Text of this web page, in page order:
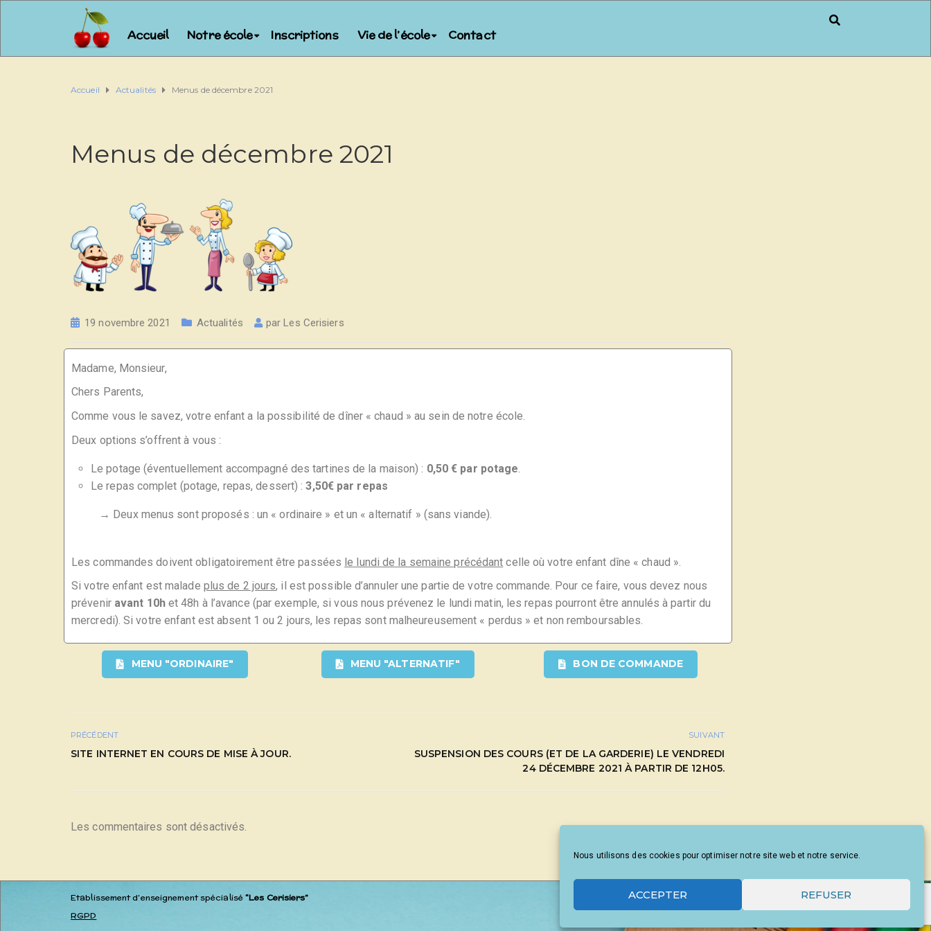
Nous utilisons des cookies pour optimiser notre site web et notre service.
ACCEPTER REFUSER
Accueil Notre école Inscriptions Vie de l’école Contact
Accueil Actualités Menus de décembre 2021
Menus de décembre 2021
19 novembre 2021 Actualités parLes Cerisiers
Madame, Monsieur,
Chers Parents,
Comme vous le savez, votre enfant a la possibilité de dîner « chaud » au sein de notre école.
Deux options s’offrent à vous :
Le potage (éventuellement accompagné des tartines de la maison) : 0,50 € par potage
Le repas complet (potage, repas, dessert) :3,50€ par repas
→ Deux menus sont proposés : un « ordinaire » et un « alternatif » (sans viande).
Les commandes doivent obligatoirement être passées le lundi de la semaine précédant celle où votre enfant dîne « chaud ».
Si votre enfant est malade plus de 2 jours, il est possible d’annuler une partie de votre commande. Pour ce faire, vous devez nous
prévenir avant 10het 48h à l’avance (par exemple, si vous nous prévenez le lundi matin, les repas pourront être annulés à partir du
mercredi). Si votre enfant est absent 1 ou 2 jours, les repas sont malheureusement « perdus » et non remboursables.
MENU "ORDINAIRE" MENU "ALTERNATIF" BON DE COMMANDE
PRÉCÉDENT
SITE INTERNET EN COURS DE MISE À JOUR.
SUIVANT
SUSPENSION DES COURS (ET DE LA GARDERIE) LE VENDREDI
24 DÉCEMBRE 2021 À PARTIR DE 12H05.
Les commentaires sont désactivés.
Etablissement d’enseignement spécialisé“Les Cerisiers”
RGPD